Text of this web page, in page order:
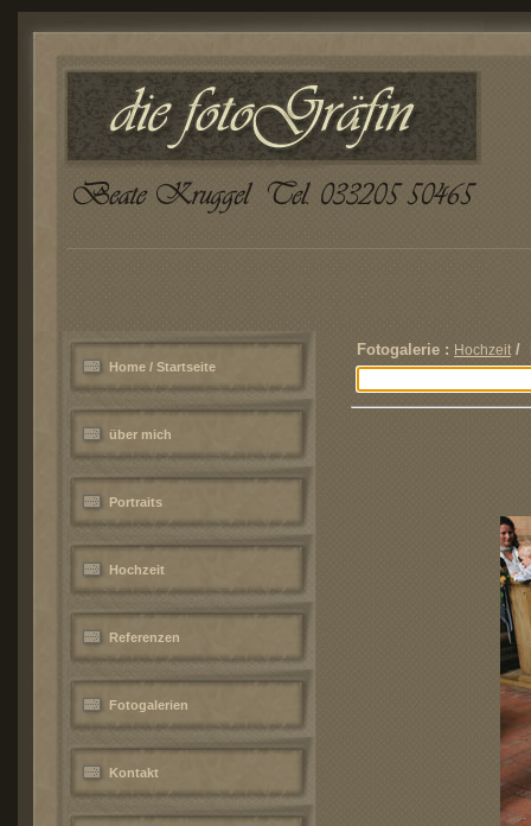
Home / Startseite
über mich
Portraits
Hochzeit
Referenzen
Fotogalerien
Kontakt
Fotogalerie : Hochzeit/